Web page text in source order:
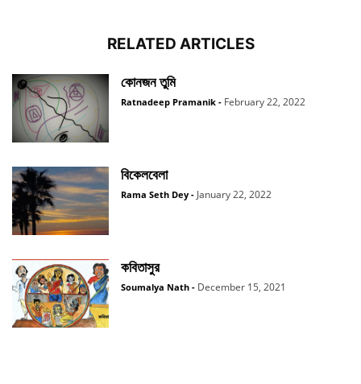
RELATED ARTICLES
কোনজন তুমি
Ratnadeep Pramanik - February 22, 2022
বিকেলবেলা
Rama Seth Dey - January 22, 2022
কবিতাসুর
Soumalya Nath - December 15, 2021